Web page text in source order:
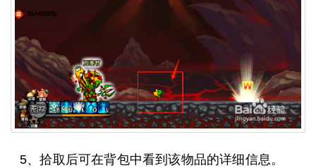
5、拾取后可在背包中看到该物品的详细信息。